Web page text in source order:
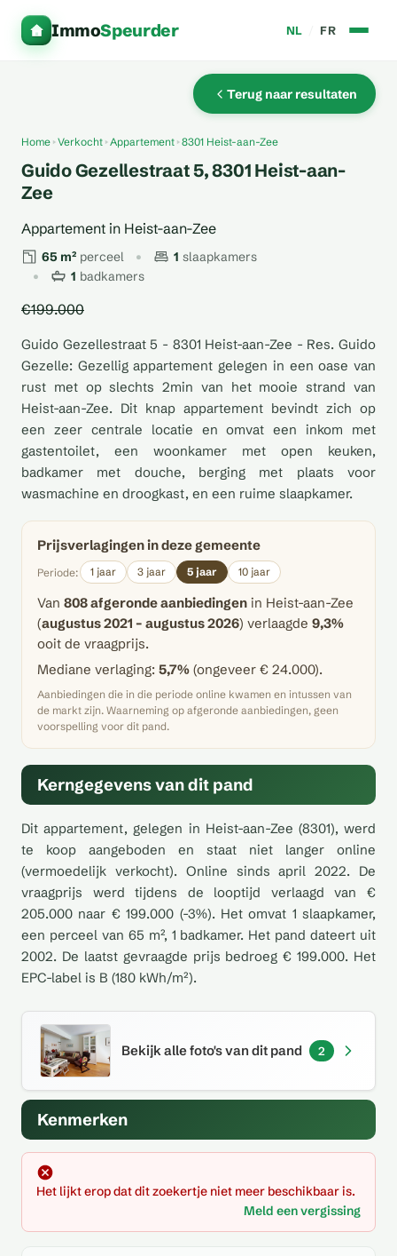
ImmoSpeurder NL FR
Terug naar resultaten
Home Verkocht Appartement 8301 Heist-aan-Zee
Guido Gezellestraat 5, 8301 Heist-aan-
Zee
Appartement in Heist-aan-Zee
65 m² perceel 1 slaapkamers
1 badkamers
€199.000
Guido Gezellestraat 5 - 8301 Heist-aan-Zee - Res. Guido
Gezelle: Gezellig appartement gelegen in een oase van
rust met op slechts 2min van het mooie strand van
Heist-aan-Zee. Dit knap appartement bevindt zich op
een zeer centrale locatie en omvat een inkom met
gastentoilet, een woonkamer met open keuken,
badkamer met douche, berging met plaats voor
wasmachine en droogkast, en een ruime slaapkamer.
Prijsverlagingen in deze gemeente
Periode: 1 jaar 3 jaar 5 jaar 10 jaar
Van 808 afgeronde aanbiedingen in Heist-aan-Zee
(augustus 2021 – augustus 2026) verlaagde 9,3%
ooit de vraagprijs.
Mediane verlaging: 5,7% (ongeveer € 24.000).
Aanbiedingen die in die periode online kwamen en intussen van
de markt zijn. Waarneming op afgeronde aanbiedingen, geen
voorspelling voor dit pand.
Kerngegevens van dit pand
Dit appartement, gelegen in Heist-aan-Zee (8301), werd
te koop aangeboden en staat niet langer online
(vermoedelijk verkocht). Online sinds april 2022. De
vraagprijs werd tijdens de looptijd verlaagd van €
205.000 naar € 199.000 (-3%). Het omvat 1 slaapkamer,
een perceel van 65 m², 1 badkamer. Het pand dateert uit
2002. De laatst gevraagde prijs bedroeg € 199.000. Het
EPC-label is B (180 kWh/m²).
Bekijk alle foto's van dit pand 2
Kenmerken
Het lijkt erop dat dit zoekertje niet meer beschikbaar is.
Meld een vergissing